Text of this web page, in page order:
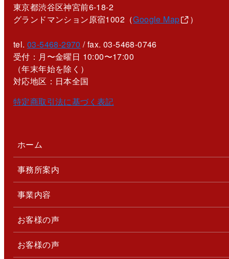
東京都渋谷区神宮前6-18-2
グランドマンション原宿1002（Google Map ）
tel. 03-5468-2970 / fax. 03-5468-0746
受付：月〜金曜日 10:00〜17:00
（年末年始を除く）
対応地区：日本全国
特定商取引法に基づく表記
ホーム
事務所案内
事業内容
お客様の声
お客様の声